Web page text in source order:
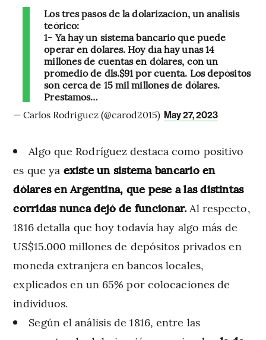
Los tres pasos de la dolarización, un análisis
teórico:
1- Ya hay un sistema bancario que puede
operar en dólares. Hoy día hay unas 14
millones de cuentas en dólares, con un
promedio de dls.$91 por cuenta. Los depósitos
son cerca de 15 mil millones de dólares.
Prestamos…
— Carlos Rodriguez (@carod2015) May 27, 2023
Algo que Rodríguez destaca como positivo
es que ya existe un sistema bancario en
dólares en Argentina, que pese a las distintas
corridas nunca dejó de funcionar. Al respecto,
1816 detalla que hoy todavía hay algo más de
US$15.000 millones de depósitos privados en
moneda extranjera en bancos locales,
explicados en un 65% por colocaciones de
individuos.
Según el análisis de 1816, entre las